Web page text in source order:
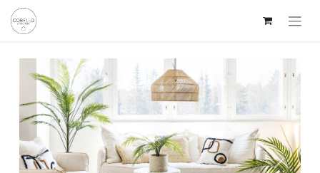
Edellinen